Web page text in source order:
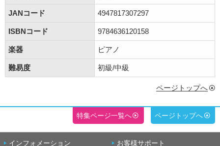
JANコード 4947817307297
ISBNコード 9784636120158
楽器 ピアノ
難易度 初級/中級
ページトップへ
特集ページ一覧へ ページトップへ
インフォメーション お客様サポート